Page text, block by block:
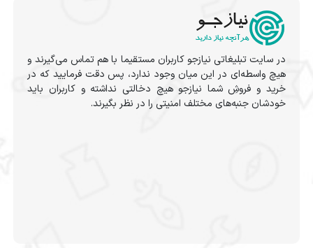
در سایت تبلیغاتی نیازجو کاربران مستقیما با هم تماس می‌گیرند و
هیچ واسطه‌ای در این میان وجود ندارد، پس دقت فرمایید که در
خرید و فروشِ شما نیازجو هیچ دخالتی نداشته و کاربران باید
خودشان جنبه‌های مختلف امنیتی را در نظر بگیرند.